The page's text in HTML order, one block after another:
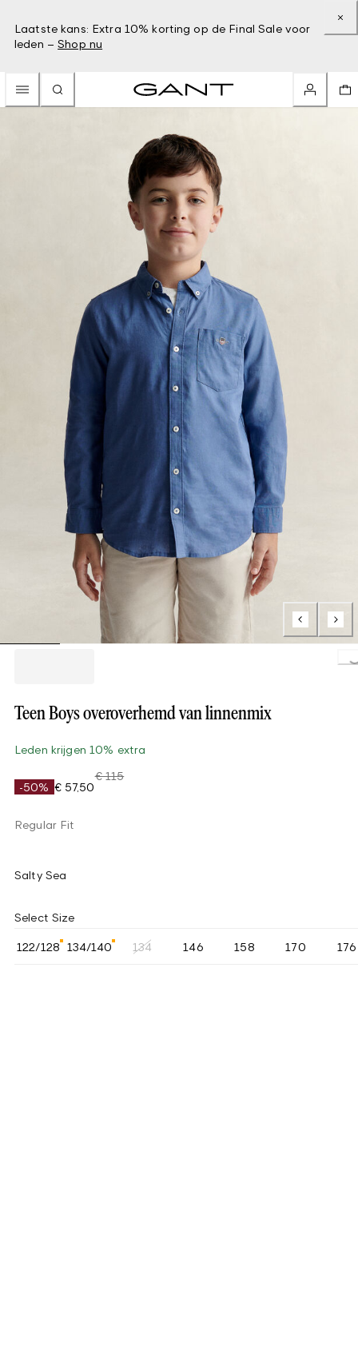
Laatste kans: Extra 10% korting op de Final Sale voor
leden – Shop nu
Loading...
Teen Boys overoverhemd van linnenmix
Leden krijgen 10% extra
-50% € 57,50
€ 115
Regular Fit
Salty Sea
Select Size
122/128 134/140 134 146 158 170 176